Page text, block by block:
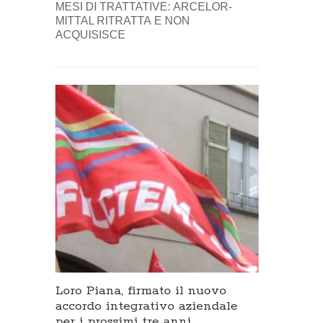
MESI DI TRATTATIVE: ARCELOR-
MITTAL RITRATTA E NON
ACQUISISCE
Loro Piana, firmato il nuovo
accordo integrativo aziendale